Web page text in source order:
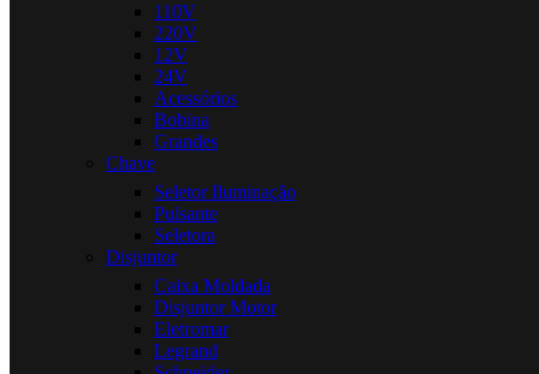
110V
220V
12V
24V
Acessórios
Bobina
Grandes
Chave
Seletor Iluminação
Pulsante
Seletora
Disjuntor
Caixa Moldada
Disjuntor Motor
Eletromar
Legrand